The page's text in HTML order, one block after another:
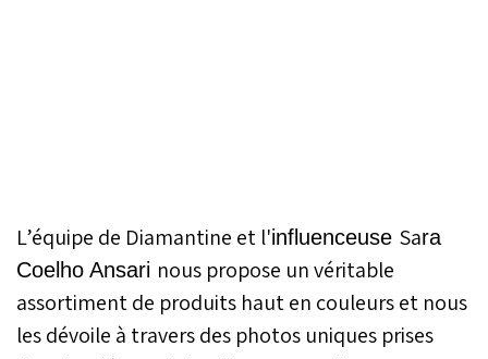
L’équipe de Diamantine et l'influenceuse Sara
Coelho Ansari nous propose un véritable
assortiment de produits haut en couleurs et nous
les dévoile à travers des photos uniques prises